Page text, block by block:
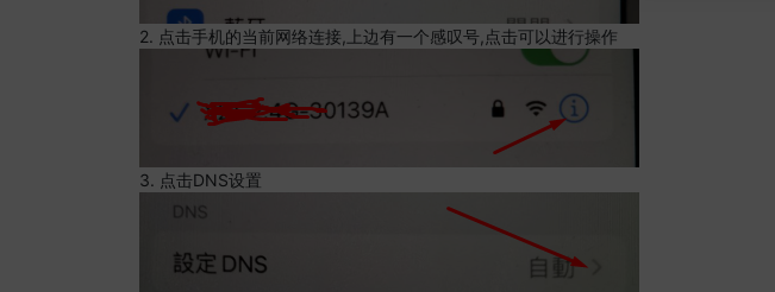
2. 点击手机的当前网络连接,上边有一个感叹号,点击可以进行操作
3. 点击DNS设置